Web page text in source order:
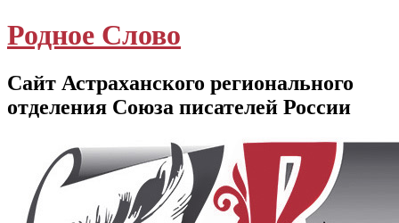
Родное Слово
Сайт Астраханского регионального
отделения Союза писателей России